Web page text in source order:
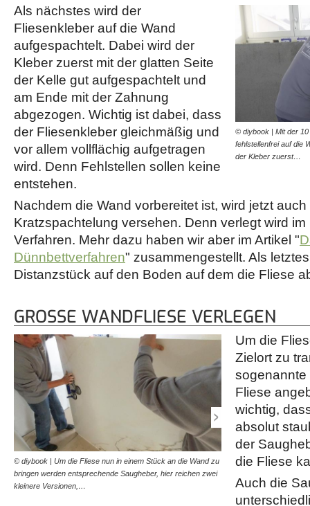
© diybook | Mit der
fehlstellenfrei auf die
der Kleber zuerst…
Als nächstes wird der
Fliesenkleber auf die Wand
aufgespachtelt. Dabei wird der
Kleber zuerst mit der glatten Seite
der Kelle gut aufgespachtelt und
am Ende mit der Zahnung
abgezogen. Wichtig ist dabei, dass
der Fliesenkleber gleichmäßig und
vor allem vollflächig aufgetragen
wird. Denn Fehlstellen sollen keine
entstehen.
Nachdem die Wand vorbereitet ist, wird jetzt
Kratzspachtelung versehen. Denn verlegt wird
Verfahren. Mehr dazu haben wir aber im Artikel "
Dünnbettverfahren" zusammengestellt. Als
Distanzstück auf den Boden auf dem die Fliese
GROSSE WANDFLIESE VERLEGEN
© diybook | Um die Fliese nun in einem Stück an die Wand zu
bringen werden entsprechende Saugheber, hier reichen zwei
kleinere Versionen,…
© diybook | Die Fliese
Um die
Zielort zu
sogenannte
Fliese
wichtig,
absolut
der
die Fliese
Auch die